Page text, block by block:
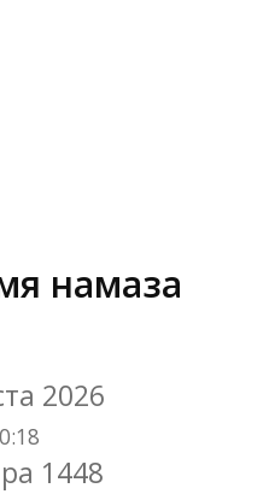
намаза
2026
:19
1448